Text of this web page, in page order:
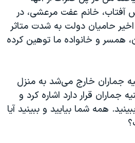
آفتاب، خانم عفت مرعشی، در
اخير حاميان دولت به شدت متاثر
همسر و خانواده ما توهين کرده
جماران خارج می‌شد به منزل
جماران قرار دارد اشاره کرد و
همه شما بياييد و ببينيد آيا